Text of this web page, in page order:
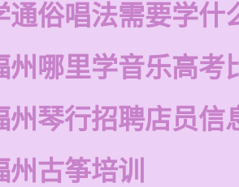
通俗唱法需要学什
州哪里学音乐高考
州琴行招聘店员信
州古筝培训